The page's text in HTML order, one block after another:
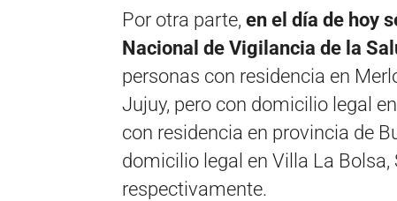
Por otra parte, en el día de hoy
Nacional de Vigilancia de la
personas con residencia en
Jujuy, pero con domicilio legal
con residencia en provincia de
domicilio legal en Villa La Bolsa,
respectivamente.